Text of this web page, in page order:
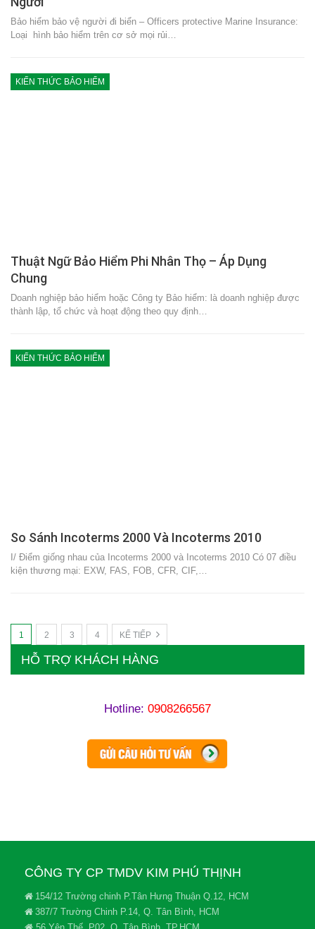
Bảo hiểm bảo vệ người đi biển – Officers protective Marine Insurance:
Loại hình bảo hiểm trên cơ sở mọi rủi…
KIẾN THỨC BẢO HIỂM
Thuật Ngữ Bảo Hiểm Phi Nhân Thọ – Áp Dụng
Chung
Doanh nghiệp bảo hiểm hoặc Công ty Bảo hiểm: là doanh nghiệp được
thành lập, tổ chức và hoạt động theo quy định…
KIẾN THỨC BẢO HIỂM
So Sánh Incoterms 2000 Và Incoterms 2010
I/ Điểm giống nhau của Incoterms 2000 và Incoterms 2010 Có 07 điều
kiện thương mại: EXW, FAS, FOB, CFR, CIF,…
1 2 3 4 KẾ TIẾP
HỖ TRỢ KHÁCH HÀNG
Hotline: 0908266567
CÔNG TY CP TMDV KIM PHÚ THỊNH
154/12 Trường chinh P.Tân Hưng Thuận Q.12, HCM
387/7 Trường Chinh P.14, Q. Tân Bình, HCM